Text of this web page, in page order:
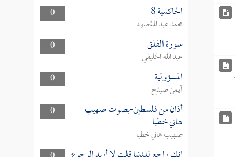
0
الحاكمية 8
محمد عبد المقصود
0
سورة الفلق
عبد الله الخليفي
0
المسؤولية
أيمن صيدح
0
أذان من فلسطين-بصوت صهيب
هاني خطبا
صهيب هاني خطبا